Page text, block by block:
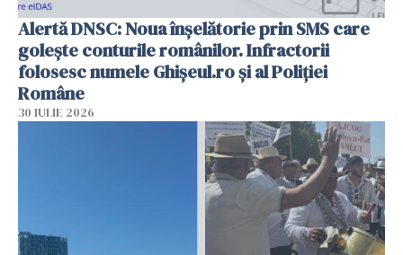
Alertă DNSC: Noua înșelătorie prin SMS care
golește conturile românilor. Infractorii
folosesc numele Ghișeul.ro și al Poliției
Române
30 IULIE 2026